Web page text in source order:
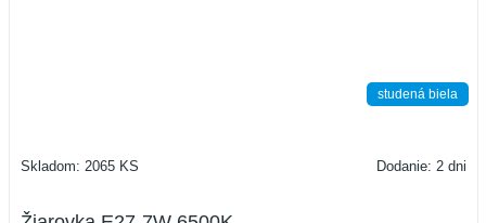
studená biela
Skladom: 2065 KS Dodanie: 2 dni